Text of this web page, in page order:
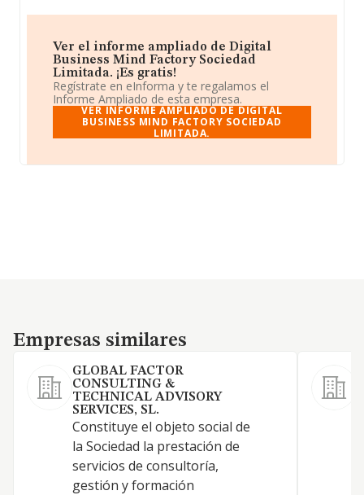
Ver el informe ampliado de Digital
Business Mind Factory Sociedad
Limitada. ¡Es gratis!
Regístrate en eInforma y te regalamos el
Informe Ampliado de esta empresa.
VER INFORME AMPLIADO DE DIGITAL
BUSINESS MIND FACTORY SOCIEDAD
LIMITADA.
Empresas similares
Empresas similares
GLOBAL FACTOR
CONSULTING &
TECHNICAL ADVISORY
SERVICES, SL.
Constituye el objeto social de
la Sociedad la prestación de
servicios de consultoría,
gestión y formación